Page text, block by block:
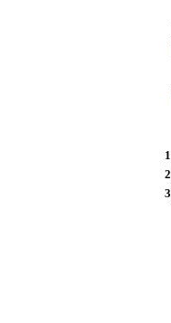
1
2
3